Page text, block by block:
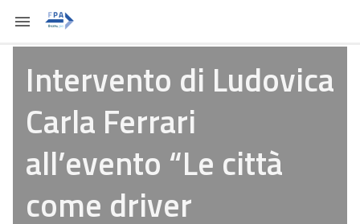
Intervento di Ludovica
Carla Ferrari
all’evento “Le città
come driver